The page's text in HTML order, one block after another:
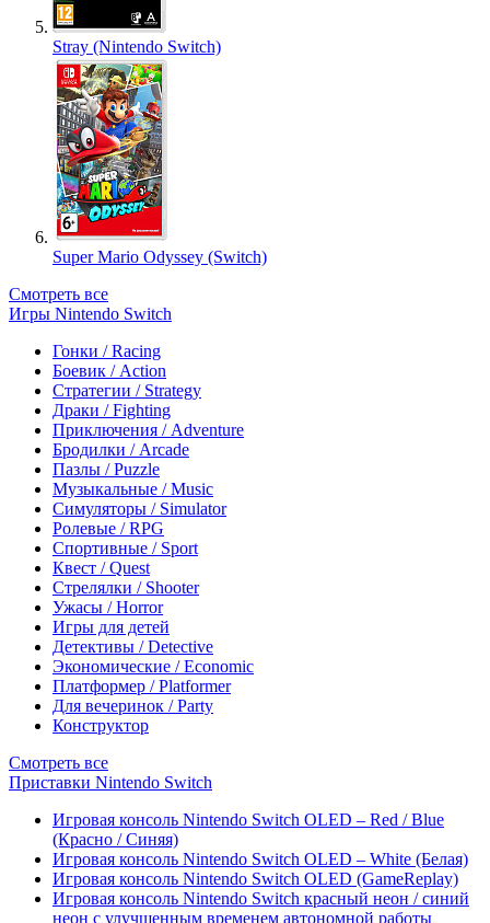
Stray (Nintendo Switch)
Super Mario Odyssey (Switch)
Смотреть все
Игры Nintendo Switch
Гонки / Racing
Боевик / Action
Стратегии / Strategy
Драки / Fighting
Приключения / Adventure
Бродилки / Arcade
Пазлы / Puzzle
Музыкальные / Music
Симуляторы / Simulator
Ролевые / RPG
Спортивные / Sport
Квест / Quest
Стрелялки / Shooter
Ужасы / Horror
Игры для детей
Детективы / Detective
Экономические / Economic
Платформер / Platformer
Для вечеринок / Party
Конструктор
Смотреть все
Приставки Nintendo Switch
Игровая консоль Nintendo Switch OLED – Red / Blue
(Красно / Синяя)
Игровая консоль Nintendo Switch OLED – White (Белая)
Игровая консоль Nintendo Switch OLED (GameReplay)
Игровая консоль Nintendo Switch красный неон / синий
неон с улучшенным временем автономной работы